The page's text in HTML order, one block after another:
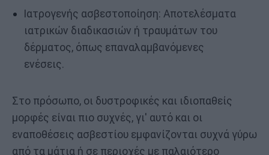
Ιατρογενής ασβεστοποίηση: Αποτελέσματα
ιατρικών διαδικασιών ή τραυμάτων του
δέρματος, όπως επαναλαμβανόμενες
ενέσεις.
Στο πρόσωπο, οι δυστροφικές και ιδιοπαθείς
μορφές είναι πιο συχνές, γι' αυτό και οι
εναποθέσεις ασβεστίου εμφανίζονται συχνά γύρω
από τα μάτια ή σε περιοχές με παλαιότερο